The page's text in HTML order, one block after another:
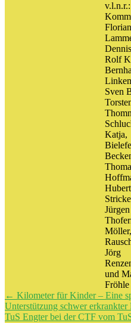
Florian
Rolf
Sven
Katja,
Hubert
Jürgen
Jörg
und
Fröhle
Beitragsnavigation
← Kilometer für Kinder – Eine
Unterstützung schwer
TuS Engter bei der CTF vom